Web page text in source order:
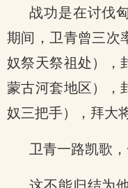
战功是在讨伐
期间，卫青曾三次
奴祭天祭祖处），
蒙古河套地区），
奴三把手），拜大
卫青一路凯歌，